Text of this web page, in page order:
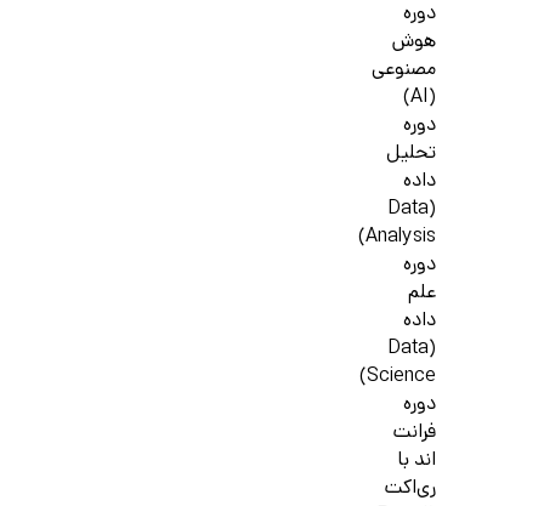
دوره
هوش
مصنوعی
(AI)
دوره
تحلیل
داده
(Data
Analysis)
دوره
علم
داده
(Data
Science)
دوره
فرانت
اند با
ری‌اکت